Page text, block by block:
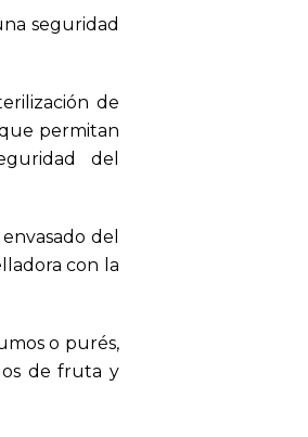
seguridad
de
permitan
del
del
con la
o purés,
de fruta y